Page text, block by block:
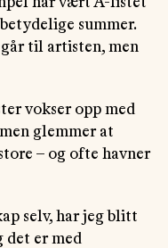
summer.
til artisten, men
vokser opp med
glemmer at
– og ofte havner
selv, har jeg blitt
det er med